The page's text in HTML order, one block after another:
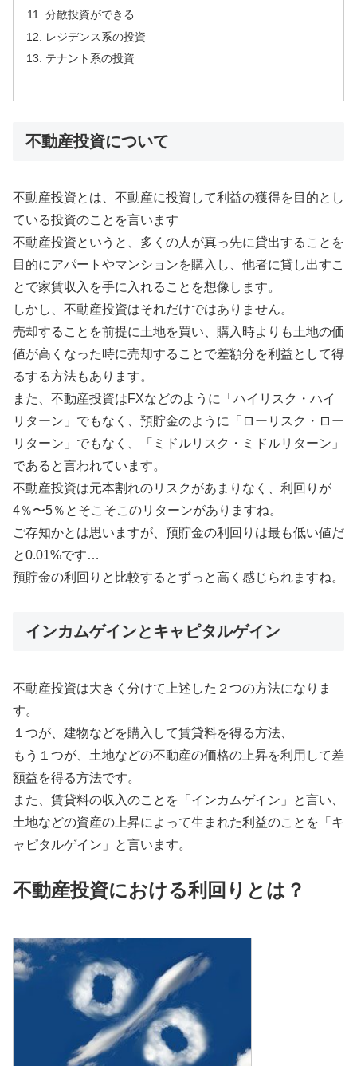
分散投資ができる
レジデンス系の投資
テナント系の投資
不動産投資について
不動産投資とは、不動産に投資して利益の獲得を目的とし
ている投資のことを言います
不動産投資というと、多くの人が真っ先に貸出することを
目的にアパートやマンションを購入し、他者に貸し出すこ
とで家賃収入を手に入れることを想像します。
しかし、不動産投資はそれだけではありません。
売却することを前提に土地を買い、購入時よりも土地の価
値が高くなった時に売却することで差額分を利益として得
るする方法もあります。
また、不動産投資はFXなどのように「ハイリスク・ハイ
リターン」でもなく、預貯金のように「ローリスク・ロー
リターン」でもなく、「ミドルリスク・ミドルリターン」
であると言われています。
不動産投資は元本割れのリスクがあまりなく、利回りが
4％〜5％とそこそこのリターンがありますね。
ご存知かとは思いますが、預貯金の利回りは最も低い値だ
と0.01%です…
預貯金の利回りと比較するとずっと高く感じられますね。
インカムゲインとキャピタルゲイン
不動産投資は大きく分けて上述した２つの方法になりま
す。
１つが、建物などを購入して賃貸料を得る方法、
もう１つが、土地などの不動産の価格の上昇を利用して差
額益を得る方法です。
また、賃貸料の収入のことを「インカムゲイン」と言い、
土地などの資産の上昇によって生まれた利益のことを「キ
ャピタルゲイン」と言います。
不動産投資における利回りとは？